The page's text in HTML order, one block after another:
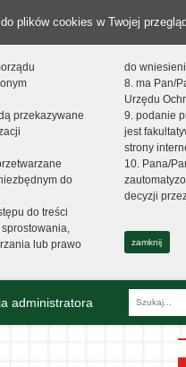
plików cookies w Twojej
przekazywane
do
do treści
lub prawo
do
8. ma Pan/
Urzędu
9. podanie
jest
strony
10. Pana/
decyzji
zamknij
administratora
Fraza